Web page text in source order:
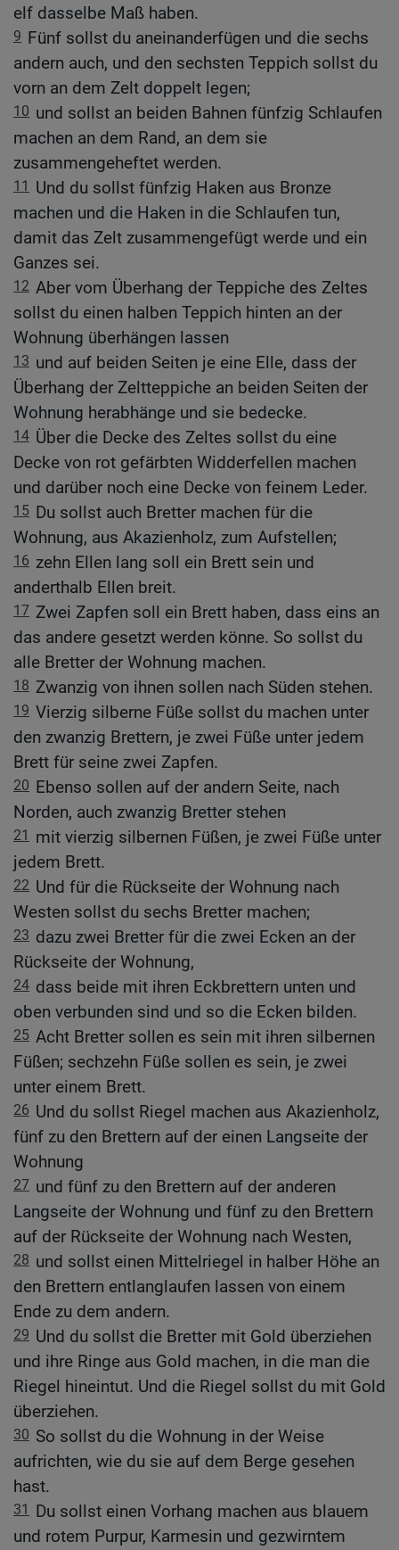
elf dasselbe Maß haben.
9 Fünf sollst du aneinanderfügen und die sechs
andern auch, und den sechsten Teppich sollst du
vorn an dem Zelt doppelt legen;
10 und sollst an beiden Bahnen fünfzig Schlaufen
machen an dem Rand, an dem sie
zusammengeheftet werden.
11
Und du sollst fünfzig Haken aus Bronze
machen und die Haken in die Schlaufen tun,
damit das Zelt zusammengefügt werde und ein
Ganzes sei.
12 Aber vom Überhang der Teppiche des Zeltes
sollst du einen halben Teppich hinten an der
Wohnung überhängen lassen
13 und auf beiden Seiten je eine Elle, dass der
Überhang der Zeltteppiche an beiden Seiten der
Wohnung herabhänge und sie bedecke.
14 Über die Decke des Zeltes sollst du eine
Decke von rot gefärbten Widderfellen machen
und darüber noch eine Decke von feinem Leder.
15 Du sollst auch Bretter machen für die
Wohnung, aus Akazienholz, zum Aufstellen;
16 zehn Ellen lang soll ein Brett sein und
anderthalb Ellen breit.
17 Zwei Zapfen soll ein Brett haben, dass eins an
das andere gesetzt werden könne. So sollst du
alle Bretter der Wohnung machen.
18 Zwanzig von ihnen sollen nach Süden stehen.
19 Vierzig silberne Füße sollst du machen unter
den zwanzig Brettern, je zwei Füße unter jedem
Brett für seine zwei Zapfen.
20 Ebenso sollen auf der andern Seite, nach
Norden, auch zwanzig Bretter stehen
21
mit vierzig silbernen Füßen, je zwei Füße unter
jedem Brett.
22 Und für die Rückseite der Wohnung nach
Westen sollst du sechs Bretter machen;
23 dazu zwei Bretter für die zwei Ecken an der
Rückseite der Wohnung,
24 dass beide mit ihren Eckbrettern unten und
oben verbunden sind und so die Ecken bilden.
25 Acht Bretter sollen es sein mit ihren silbernen
Füßen; sechzehn Füße sollen es sein, je zwei
unter einem Brett.
26 Und du sollst Riegel machen aus Akazienholz,
fünf zu den Brettern auf der einen Langseite der
Wohnung
27 und fünf zu den Brettern auf der anderen
Langseite der Wohnung und fünf zu den Brettern
auf der Rückseite der Wohnung nach Westen,
28 und sollst einen Mittelriegel in halber Höhe an
den Brettern entlanglaufen lassen von einem
Ende zu dem andern.
29 Und du sollst die Bretter mit Gold überziehen
und ihre Ringe aus Gold machen, in die man die
Riegel hineintut. Und die Riegel sollst du mit Gold
überziehen.
30 So sollst du die Wohnung in der Weise
aufrichten, wie du sie auf dem Berge gesehen
hast.
31
Du sollst einen Vorhang machen aus blauem
und rotem Purpur, Karmesin und gezwirntem